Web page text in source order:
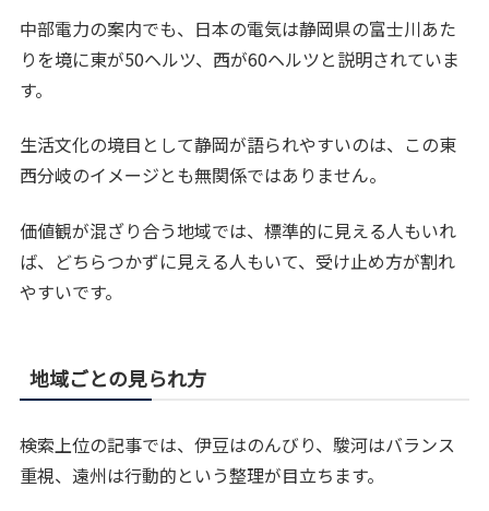
中部電力の案内でも、日本の電気は静岡県の富士川あた
りを境に東が50ヘルツ、西が60ヘルツと説明されていま
す。
生活文化の境目として静岡が語られやすいのは、この東
西分岐のイメージとも無関係ではありません。
価値観が混ざり合う地域では、標準的に見える人もいれ
ば、どちらつかずに見える人もいて、受け止め方が割れ
やすいです。
地域ごとの見られ方
検索上位の記事では、伊豆はのんびり、駿河はバランス
重視、遠州は行動的という整理が目立ちます。